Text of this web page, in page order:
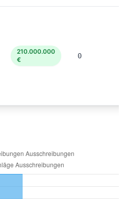
210.000.000
€
0